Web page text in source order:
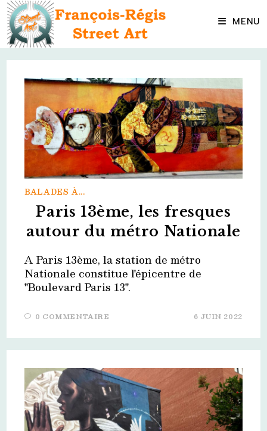
Skip
content MENU
BALADES À...
Paris 13ème, les fresques
autour du métro Nationale
A Paris 13ème, la station de métro
Nationale constitue l'épicentre de
"Boulevard Paris 13".
0 COMMENTAIRE 6 JUIN 2022